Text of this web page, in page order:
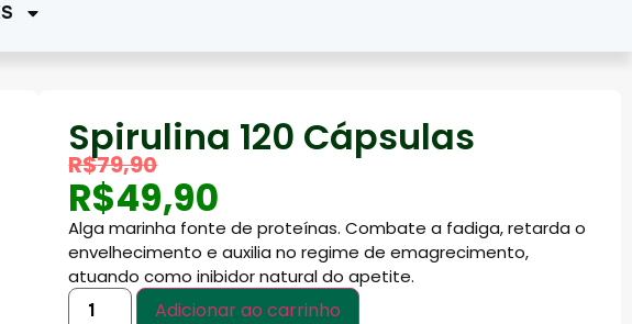
Spirulina 120 Cápsulas
R$79,90
R$49,90
Alga marinha fonte de proteínas. Combate a fadiga, retarda o
envelhecimento e auxilia no regime de emagrecimento,
atuando como inibidor natural do apetite.
Adicionar ao carrinho